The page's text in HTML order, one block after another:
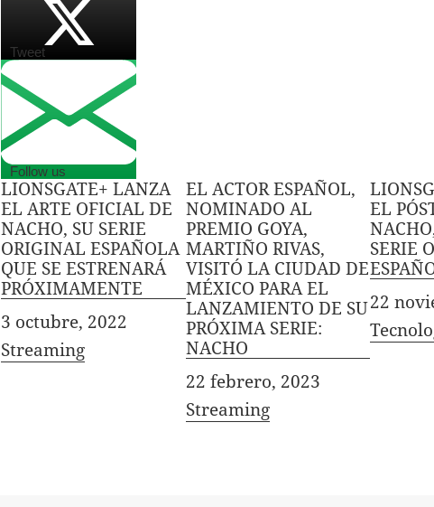
Tweet
Follow us
LIONSGATE+ LANZA
EL ARTE OFICIAL DE
NACHO, SU SERIE
ORIGINAL ESPAÑOLA
QUE SE ESTRENARÁ
PRÓXIMAMENTE
Fecha
3 octubre, 2022
In relation to
Streaming
EL ACTOR ESPAÑOL,
NOMINADO AL
PREMIO GOYA,
MARTIÑO RIVAS,
VISITÓ LA CIUDAD DE
MÉXICO PARA EL
LANZAMIENTO DE SU
PRÓXIMA SERIE:
NACHO
Fecha
22 febrero, 2023
In relation to
Streaming
EL
SERIE
Fecha
22
In